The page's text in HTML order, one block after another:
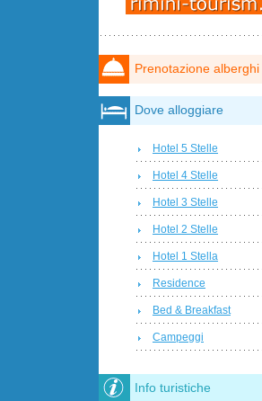
Prenotazione alberghi
Dove alloggiare
Hotel 5 Stelle
Hotel 4 Stelle
Hotel 3 Stelle
Hotel 2 Stelle
Hotel 1 Stella
Residence
Bed & Breakfast
Campeggi
Info turistiche